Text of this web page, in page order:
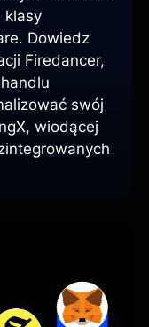
klasy
Dowiedz
Firedancer,
swój
wiodącej